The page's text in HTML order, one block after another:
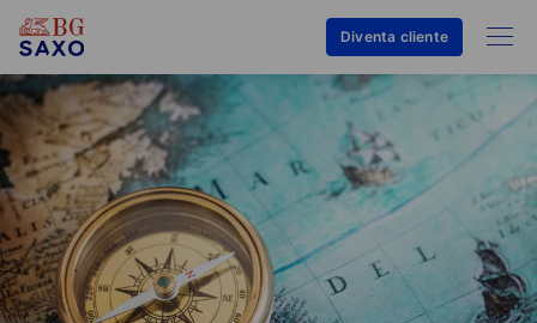
Diventa cliente